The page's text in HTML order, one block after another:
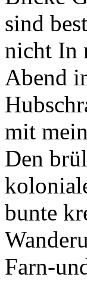
sind
nicht In
Abend
mit
Den
bunte
Farn-